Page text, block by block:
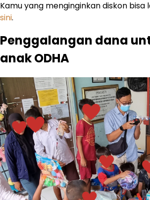
Kamu yang menginginkan diskon bisa
sini.
Penggalangan dana
anak ODHA